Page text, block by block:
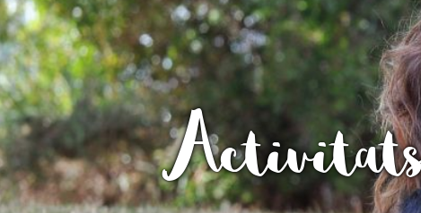
Activitats
CONEIX FUNDESPLAI
La Fundació
L'equip
Missió i valors
Els comptes
Memòria
Proposta